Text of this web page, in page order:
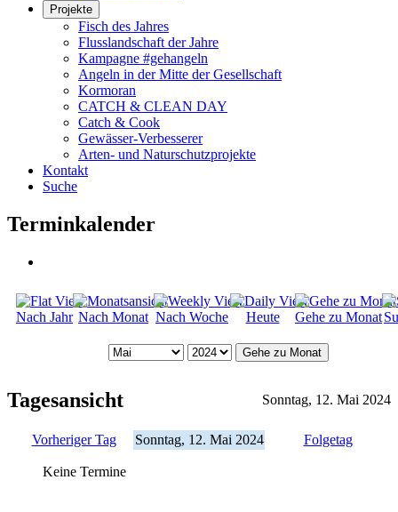
Projekte
Fisch des Jahres
Flusslandschaft der Jahre
Kampagne #gehangeln
Angeln in der Mitte der Gesellschaft
Kormoran
CATCH & CLEAN DAY
Catch & Cook
Gewässer-Verbesserer
Arten- und Naturschutzprojekte
Kontakt
Suche
Terminkalender
Nach Jahr Nach Monat Nach Woche Heute Gehe zu Monat
Gehe zu Monat
Tagesansicht Sonntag, 12. Mai 2024
Vorheriger Tag Sonntag, 12. Mai 2024 Folgetag
Keine Termine